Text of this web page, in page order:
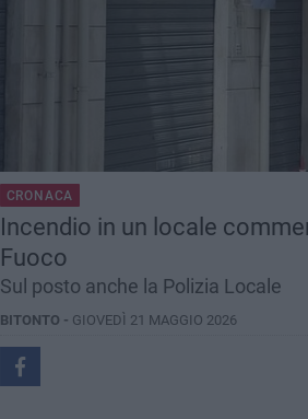
CRONACA
Incendio in un locale
Fuoco
Sul posto anche la Polizia Locale
BITONTO - GIOVEDÌ 21 MAGGIO 2026